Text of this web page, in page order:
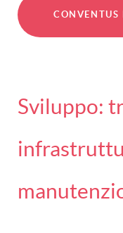
CONVENTUS
Sviluppo: